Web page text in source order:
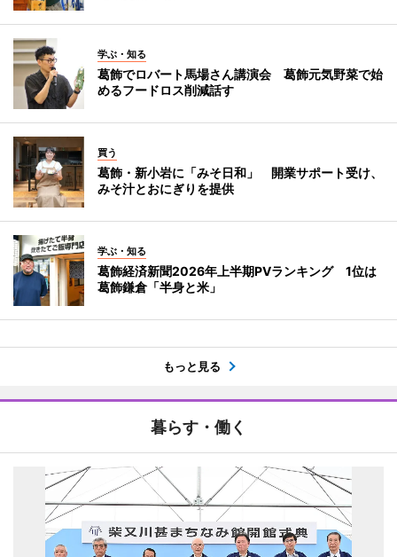
学ぶ・知る
葛飾でロバート馬場さん講演会 葛飾元気野菜で始
めるフードロス削減話す
買う
葛飾・新小岩に「みそ日和」 開業サポート受け、
みそ汁とおにぎりを提供
学ぶ・知る
葛飾経済新聞2026年上半期PVランキング 1位は
葛飾鎌倉「半身と米」
もっと見る
暮らす・働く